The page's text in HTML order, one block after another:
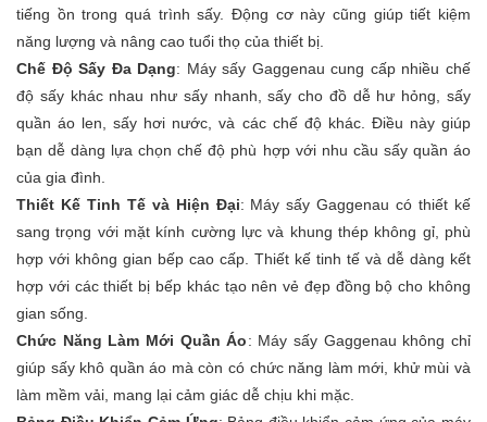
tiếng ồn trong quá trình sấy. Động cơ này cũng giúp tiết kiệm
năng lượng và nâng cao tuổi thọ của thiết bị.
Chế Độ Sấy Đa Dạng: Máy sấy Gaggenau cung cấp nhiều chế
độ sấy khác nhau như sấy nhanh, sấy cho đồ dễ hư hỏng, sấy
quần áo len, sấy hơi nước, và các chế độ khác. Điều này giúp
bạn dễ dàng lựa chọn chế độ phù hợp với nhu cầu sấy quần áo
của gia đình.
Thiết Kế Tinh Tế và Hiện Đại: Máy sấy Gaggenau có thiết kế
sang trọng với mặt kính cường lực và khung thép không gỉ, phù
hợp với không gian bếp cao cấp. Thiết kế tinh tế và dễ dàng kết
hợp với các thiết bị bếp khác tạo nên vẻ đẹp đồng bộ cho không
gian sống.
Chức Năng Làm Mới Quần Áo: Máy sấy Gaggenau không chỉ
giúp sấy khô quần áo mà còn có chức năng làm mới, khử mùi và
làm mềm vải, mang lại cảm giác dễ chịu khi mặc.